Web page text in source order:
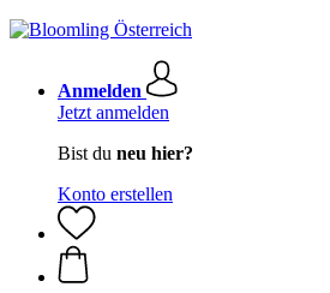
Anmelden
Jetzt anmelden
Bist du neu hier?
Konto erstellen